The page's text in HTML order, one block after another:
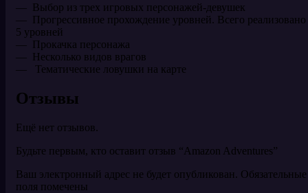
— Выбор из трех игровых персонажей-девушек
— Прогрессивное прохождение уровней. Всего реализовано
5 уровней
— Прокачка персонажа
— Несколько видов врагов
— Тематические ловушки на карте
Отзывы
Ещё нет отзывов.
Будьте первым, кто оставит отзыв “Amazon Adventures”
Ваш электронный адрес не будет опубликован. Обязательные
поля помечены